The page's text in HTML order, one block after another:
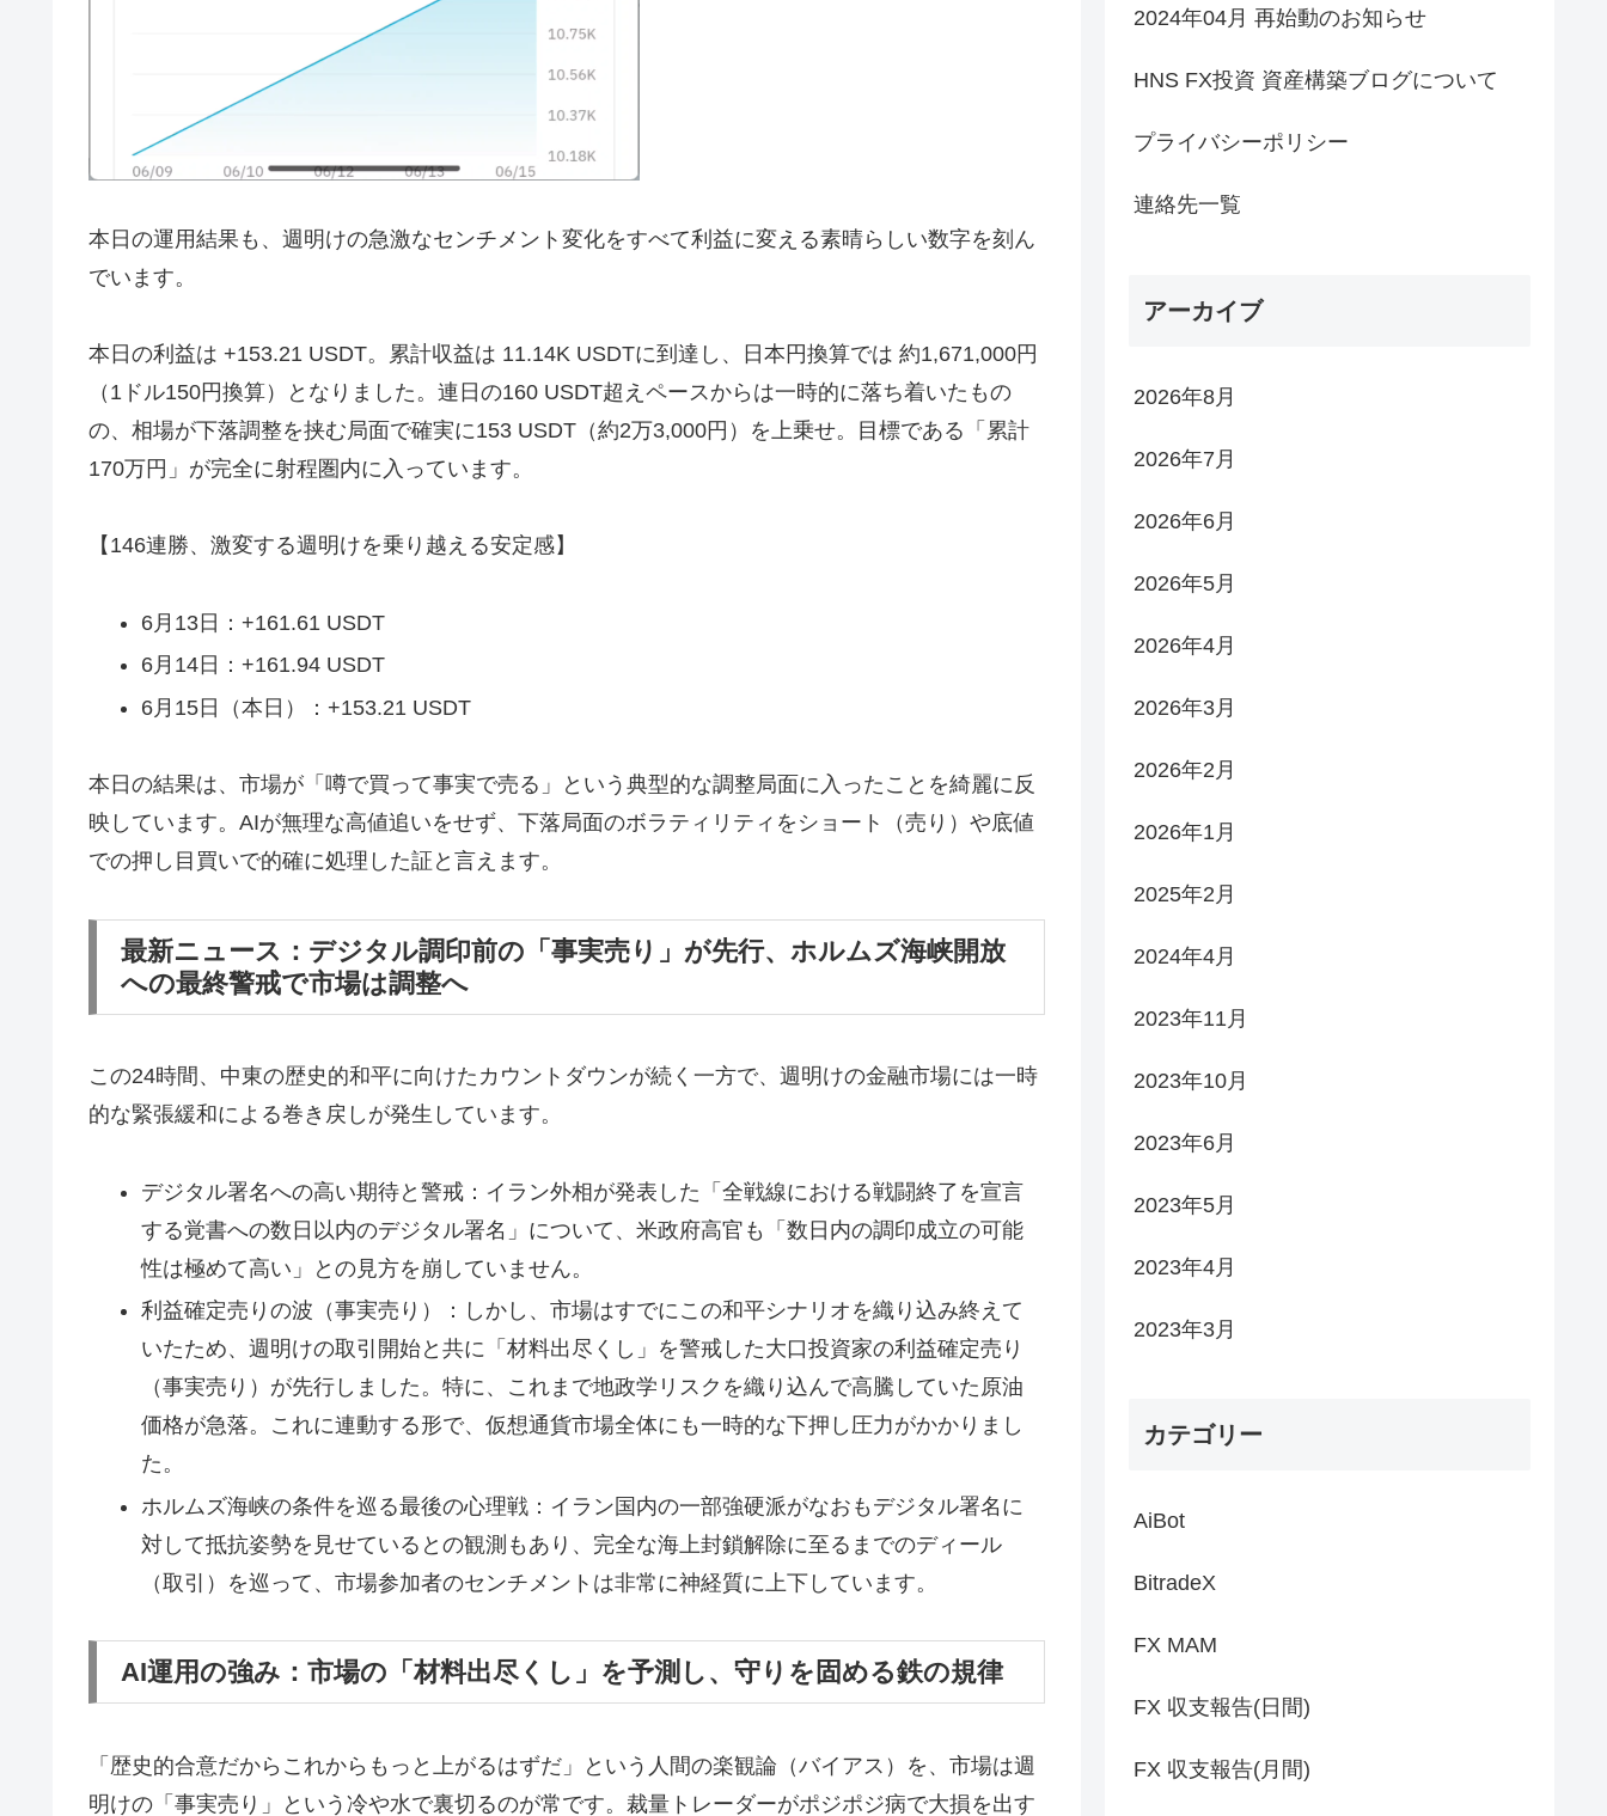
本日の運用結果も、週明けの急激なセンチメント変化をすべて利益に変える素晴らしい数字を刻ん
でいます。
本日の利益は +153.21 USDT。累計収益は 11.14K USDTに到達し、日本円換算では 約1,671,000円
（1ドル150円換算）となりました。連日の160 USDT超えペースからは一時的に落ち着いたもの
の、相場が下落調整を挟む局面で確実に153 USDT（約2万3,000円）を上乗せ。目標である「累計
170万円」が完全に射程圏内に入っています。
【146連勝、激変する週明けを乗り越える安定感】
6月13日：+161.61 USDT
6月14日：+161.94 USDT
6月15日（本日）：+153.21 USDT
本日の結果は、市場が「噂で買って事実で売る」という典型的な調整局面に入ったことを綺麗に反
映しています。AIが無理な高値追いをせず、下落局面のボラティリティをショート（売り）や底値
での押し目買いで的確に処理した証と言えます。
最新ニュース：デジタル調印前の「事実売り」が先行、ホルムズ海峡開放
への最終警戒で市場は調整へ
この24時間、中東の歴史的和平に向けたカウントダウンが続く一方で、週明けの金融市場には一時
的な緊張緩和による巻き戻しが発生しています。
デジタル署名への高い期待と警戒：イラン外相が発表した「全戦線における戦闘終了を宣言
する覚書への数日以内のデジタル署名」について、米政府高官も「数日内の調印成立の可能
性は極めて高い」との見方を崩していません。
利益確定売りの波（事実売り）：しかし、市場はすでにこの和平シナリオを織り込み終えて
いたため、週明けの取引開始と共に「材料出尽くし」を警戒した大口投資家の利益確定売り
（事実売り）が先行しました。特に、これまで地政学リスクを織り込んで高騰していた原油
価格が急落。これに連動する形で、仮想通貨市場全体にも一時的な下押し圧力がかかりまし
た。
ホルムズ海峡の条件を巡る最後の心理戦：イラン国内の一部強硬派がなおもデジタル署名に
対して抵抗姿勢を見せているとの観測もあり、完全な海上封鎖解除に至るまでのディール
（取引）を巡って、市場参加者のセンチメントは非常に神経質に上下しています。
AI運用の強み：市場の「材料出尽くし」を予測し、守りを固める鉄の規律
「歴史的合意だからこれからもっと上がるはずだ」という人間の楽観論（バイアス）を、市場は週
明けの「事実売り」という冷や水で裏切るのが常です。裁量トレーダーがポジポジ病で大損を出す
2024年04月 再始動のお知らせ
HNS FX投資 資産構築ブログについて
プライバシーポリシー
連絡先一覧
アーカイブ
2026年8月
2026年7月
2026年6月
2026年5月
2026年4月
2026年3月
2026年2月
2026年1月
2025年2月
2024年4月
2023年11月
2023年10月
2023年6月
2023年5月
2023年4月
2023年3月
カテゴリー
AiBot
BitradeX
FX MAM
FX 収支報告(日間)
FX 収支報告(月間)